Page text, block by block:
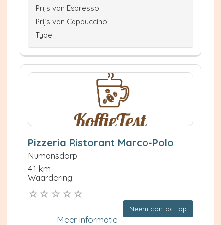
Prijs van Espresso
Prijs van Cappuccino
Type
Pizzeria Ristorant Marco-Polo
Numansdorp
4.1 km
Waardering:
Neem contact op
Meer informatie